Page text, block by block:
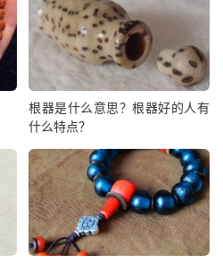
根器是什么意思？根器好的人有
什么特点？